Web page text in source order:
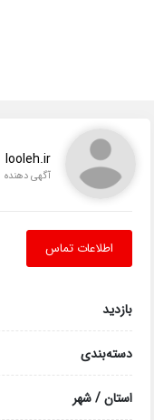
looleh.ir
آگهی دهنده
اطلاعات تماس
بازدید
دسته‌بندی
استان / شهر